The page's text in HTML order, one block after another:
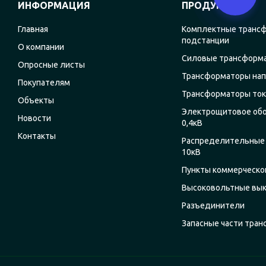
ИНФОРМАЦИЯ
Главная
О компании
Опросные листы
Покупателям
Объекты
Новости
Контакты
ПРОДУКЦИЯ
Комплектные
подстанции
Силовые
Трансформаторы
Трансформаторы
Электрощитовое
0,4кВ
Распределительные
10кВ
Пункты
Высоковольтные
Разъединители
Запасные части